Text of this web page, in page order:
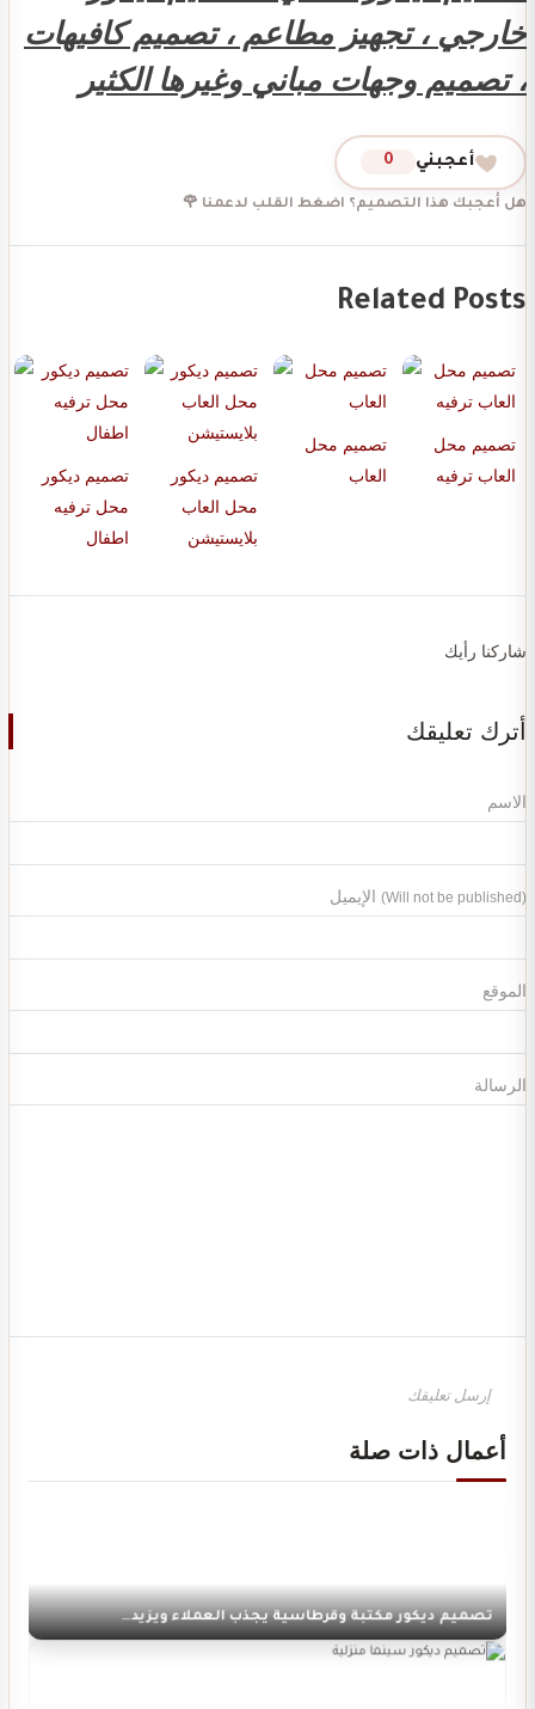
خارجي ، تجهيز مطاعم ، تصميم كافيهات
، تصميم وجهات مباني وغيرها الكثير
أعجبني 0
هل أعجبك هذا التصميم؟ اضغط القلب لدعمنا 🌹
Related Posts
تصميم ديكور
محل ترفيه
اطفال
تصميم ديكور
محل العاب
بلايستيشن
تصميم محل
العاب
تصميم محل
العاب ترفيه
شاركنا رأيك
أترك تعليقك
الاسم
(Will not be published)
الموقع
الرسالة
أعمال ذات صلة
تصميم ديكور مكتبة وقرطاسية يجذب العملاء ويزيد…